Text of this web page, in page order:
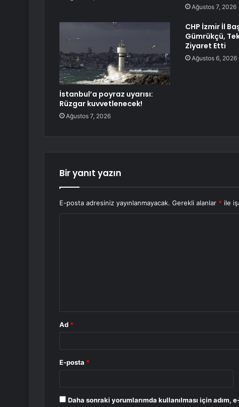
Ağustos 7, 2026
İstanbul’a poyraz uyarısı:
Rüzgar kuvvetlenecek!
Ağustos 7, 2026
CHP İzmir İl
Gümrükçü,
Ziyaret Etti
Ağustos 6, 2026
Bir yanıt yazın
E-posta adresiniz yayınlanmayacak. Gerekli alanlar * ile
Ad *
E-posta *
Daha sonraki yorumlarımda kullanılması için adım,